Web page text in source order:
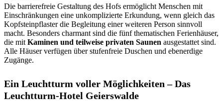
Die barrierefreie Gestaltung des Hofs ermöglicht Menschen mit
Einschränkungen eine unkomplizierte Erkundung, wenn gleich das
Kopfsteinpflaster die Begleitung einer weiteren Person sinnvoll
macht. Besonders charmant sind die fünf thematischen Ferienhäuser,
die mit Kaminen und teilweise privaten Saunen ausgestattet sind.
Alle Häuser verfügen über stufenfreie Duschen und ebenerdige
Zugänge.
Ein Leuchtturm voller Möglichkeiten – Das
Leuchtturm-Hotel Geierswalde